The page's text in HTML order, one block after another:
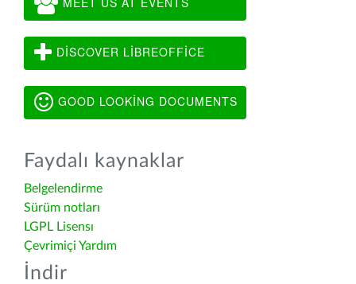
DISCOVER LIBREOFFICE
GOOD LOOKING DOCUMENTS
Faydalı kaynaklar
Belgelendirme
Sürüm notları
LGPL Lisensı
Çevrimiçi Yardım
İndir